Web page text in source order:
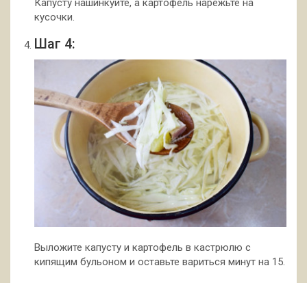
Капусту нашинкуйте, а картофель нарежьте на
кусочки.
Шаг 4:
Выложите капусту и картофель в кастрюлю с
кипящим бульоном и оставьте вариться минут на 15.